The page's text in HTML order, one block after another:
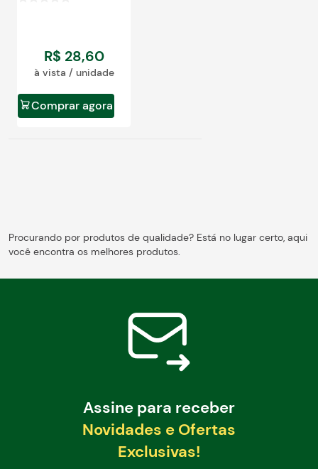
R$ 28,60
à vista / unidade
Comprar agora
Procurando por produtos de qualidade? Está no lugar certo, aqui
você encontra os melhores produtos.
Assine para receber
Novidades e Ofertas
Exclusivas!
Blog